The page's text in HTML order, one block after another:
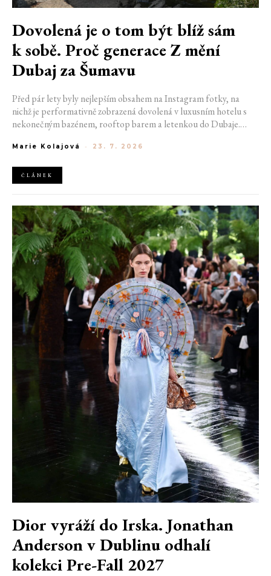
Dovolená je o tom být blíž sám
k sobě. Proč generace Z mění
Dubaj za Šumavu
Před pár lety byly nejlepším obsahem na Instagram fotky, na
nichž je performativně zobrazená dovolená v luxusním hotelu s
nekonečným bazénem, rooftop barem a letenkou do Dubaje.
horách. Ranní koupání v lomu. Výlet vlakem na Šumavu.
Marie Kolajová - 23. 7. 2026
ČLÁNEK
Dior vyráží do Irska. Jonathan
Anderson v Dublinu odhalí
kolekci Pre-Fall 2027